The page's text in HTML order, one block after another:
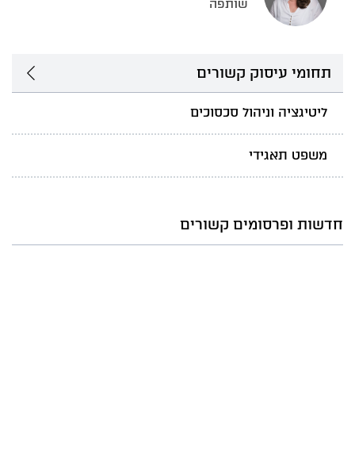
שותפה
תחומי עיסוק קשורים
ליטיגציה וניהול סכסוכים
משפט תאגידי
חדשות ופרסומים קשורים